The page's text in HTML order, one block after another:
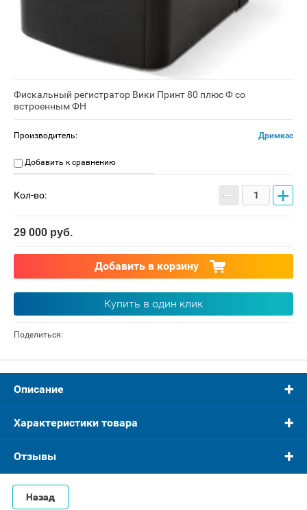
Фискальный регистратор Вики Принт 80 плюс Ф со
встроенным ФН
Производитель: Дримкас
Добавить к сравнению
Кол-во: − +
29 000 руб.
Добавить в корзину
Купить в один клик
Поделиться:
Описание
Характеристики товара
Отзывы
Назад